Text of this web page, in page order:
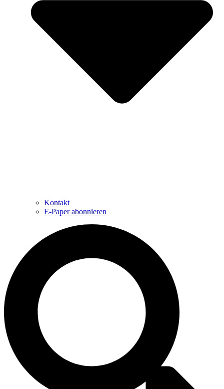
Kontakt
E-Paper abonnieren